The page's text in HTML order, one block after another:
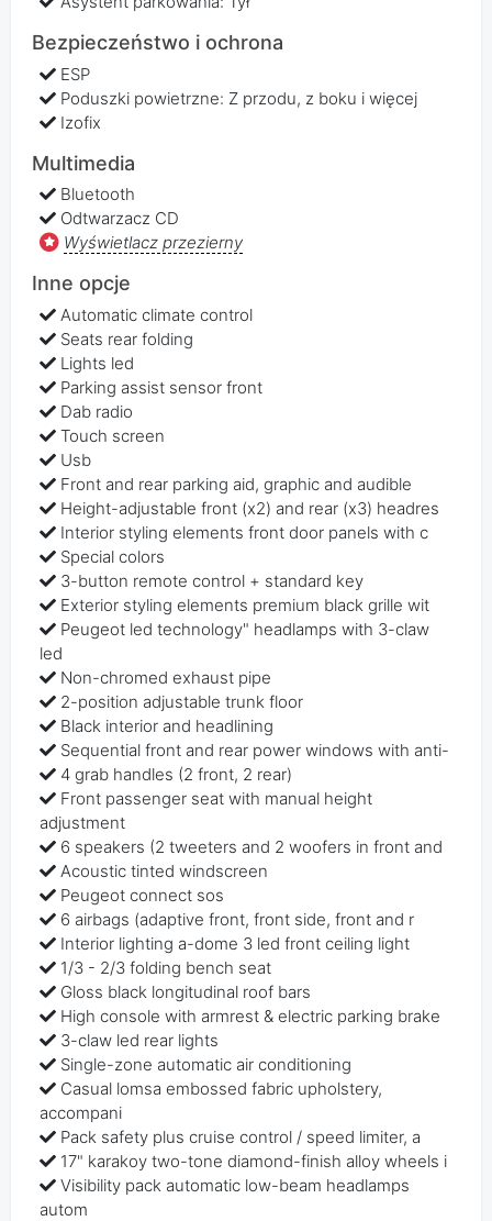
Bezpieczeństwo i ochrona
ESP
Poduszki powietrzne: Z przodu, z boku i więcej
Izofix
Multimedia
Bluetooth
Odtwarzacz CD
Wyświetlacz przezierny
Inne opcje
Automatic climate control
Seats rear folding
Lights led
Parking assist sensor front
Dab radio
Touch screen
Usb
Front and rear parking aid, graphic and audible
Height-adjustable front (x2) and rear (x3) headres
Interior styling elements front door panels with c
Special colors
3-button remote control + standard key
Exterior styling elements premium black grille wit
Peugeot led technology" headlamps with 3-claw
led
Non-chromed exhaust pipe
2-position adjustable trunk floor
Black interior and headlining
Sequential front and rear power windows with anti-
4 grab handles (2 front, 2 rear)
Front passenger seat with manual height
adjustment
6 speakers (2 tweeters and 2 woofers in front and
Acoustic tinted windscreen
Peugeot connect sos
6 airbags (adaptive front, front side, front and r
Interior lighting a-dome 3 led front ceiling light
1/3 - 2/3 folding bench seat
Gloss black longitudinal roof bars
High console with armrest & electric parking brake
3-claw led rear lights
Single-zone automatic air conditioning
Casual lomsa embossed fabric upholstery,
accompani
Pack safety plus cruise control / speed limiter, a
17" karakoy two-tone diamond-finish alloy wheels i
Visibility pack automatic low-beam headlamps
autom